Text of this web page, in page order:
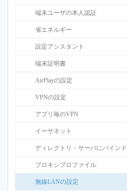
端末ユーザの本人認証
省エネルギー
設定アシスタント
端末証明書
AirPlayの設定
VPNの設定
アプリ毎のVPN
イーサネット
ディレクトリ・サーバにバインド
プロキシプロファイル
無線LANの設定